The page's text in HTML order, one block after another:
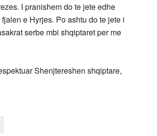
I pranishem do te jete edhe
e Hyrjes. Po ashtu do te jete i
serbe mbi shqiptaret per me
Shenjtereshen shqiptare,